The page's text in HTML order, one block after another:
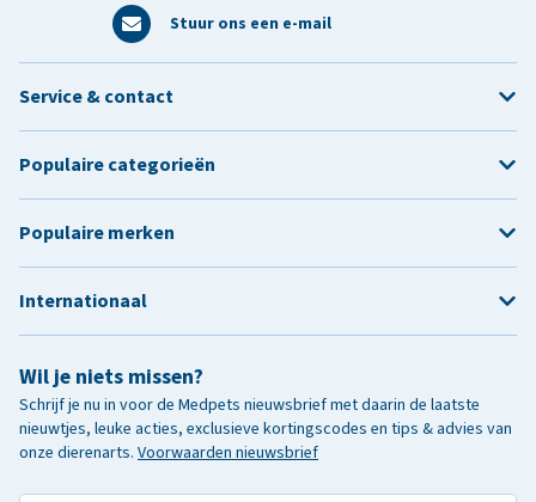
Stuur ons een e-mail
Wil je niets missen?
Schrijf je nu in voor de Medpets nieuwsbrief met daarin de laatste
nieuwtjes, leuke acties, exclusieve kortingscodes en tips & advies van
onze dierenarts. Voorwaarden nieuwsbrief
Service & contact
Populaire categorieën
Populaire merken
Internationaal